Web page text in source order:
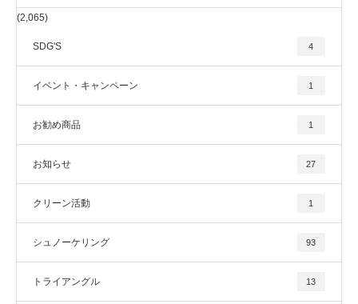
(2,065)
SDG'S 4
イベント・キャンペーン 1
お勧め商品 1
お知らせ 27
クリーン活動 1
シュノーケリング 93
トライアングル 13